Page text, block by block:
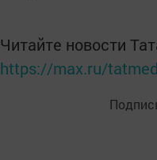
Читайте новости
https://max.ru/